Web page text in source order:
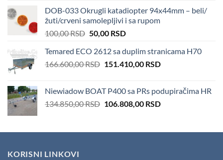
100.000,00 RSD.82.000,00 RSD.
DOB-033 Okrugli katadiopter 94x44mm – beli/
žuti/crveni samolepljivi i sa rupom
100,00RSD Original
was:
100,00 RSD.
50,00 RSDCurrent
is:
50,00 RSD.
Temared ECO 2612 sa duplim stranicama H70
166.600,00RSD Original
166.600,00 RSD.
151.410,00 RSDCurrent
151.410,00 RSD.
Niewiadow BOAT P400 sa PRs podupiračima HR
134.850,00RSD Original
134.850,00 RSD.
106.808,00 RSDCurrent
106.808,00 RSD.
KORISNI LINKOVI